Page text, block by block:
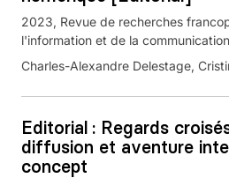
2023 Revue de recherches
l'information et de la communication
Charles-Alexandre Delestage,
Editorial : Regards
diffusion et aventure
concept